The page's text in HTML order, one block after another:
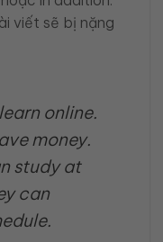
viết sẽ bị nặng
online.
money.
study at
can